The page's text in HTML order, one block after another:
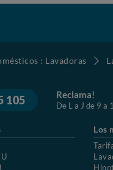
: Lavadoras
105 Reclama!
De L a J de 9 a
Los